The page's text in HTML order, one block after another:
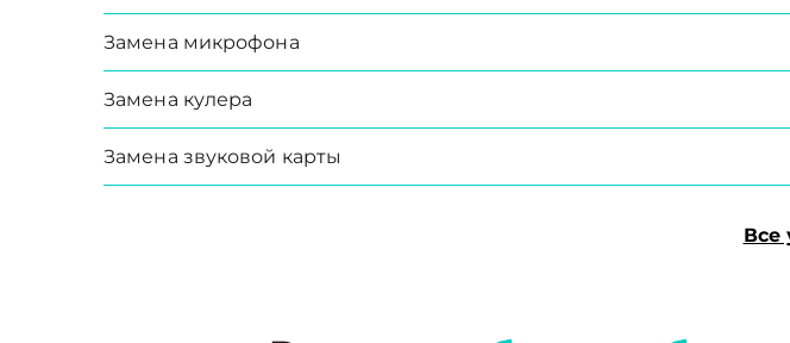
Замена микрофона
Замена кулера
Замена звуковой карты
Все